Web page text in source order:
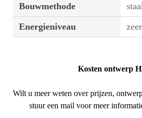
Bouwmethode
Energieniveau
Kosten ontwerp
Wilt u meer weten over prijzen,
stuur een mail voor meer